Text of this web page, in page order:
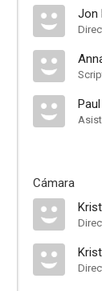
Jon
Cámara